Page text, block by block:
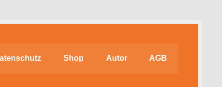
Shop Autor AGB